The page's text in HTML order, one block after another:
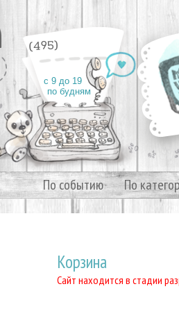
(495)
с 9 до 19
по будням
По событию По
Корзина
Сайт находится в стадии